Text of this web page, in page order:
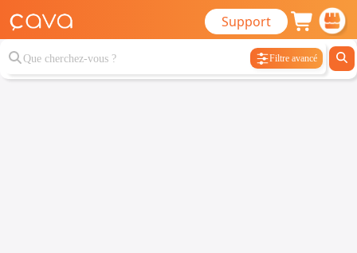
Support
Filtre avancé